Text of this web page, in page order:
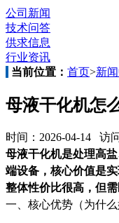
公司新闻
技术问答
供求信息
行业资讯
当前位置： 首页>新
母液干化机怎
时间：2026-04-14 访
母液干化机是处理高
端设备，核心价值是
整体性价比很高，但
一、核心优势（为什么